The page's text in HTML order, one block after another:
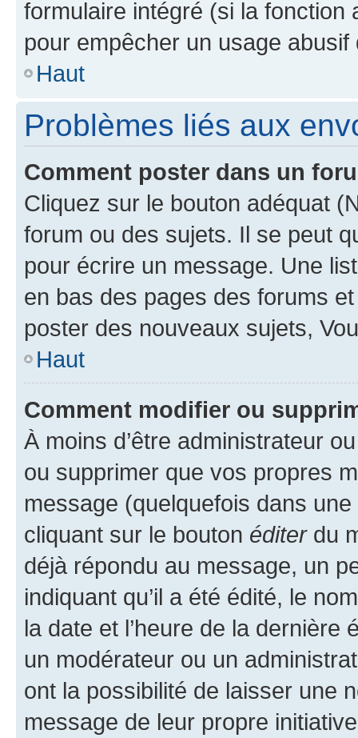
formulaire intégré (si la fonction
pour empêcher un usage
Haut
Problèmes liés aux
Comment poster dans un
Cliquez sur le bouton adéquat
forum ou des sujets. Il se peut
pour écrire un message. Une
en bas des pages des forums
poster des nouveaux sujets,
Haut
Comment modifier ou
À moins d’être administrateur
ou supprimer que vos propres
message (quelquefois dans
cliquant sur le bouton éditerdu
déjà répondu au message, un
indiquant qu’il a été édité, le
la date et l’heure de la dernière
un modérateur ou un
ont la possibilité de laisser une
message de leur propre